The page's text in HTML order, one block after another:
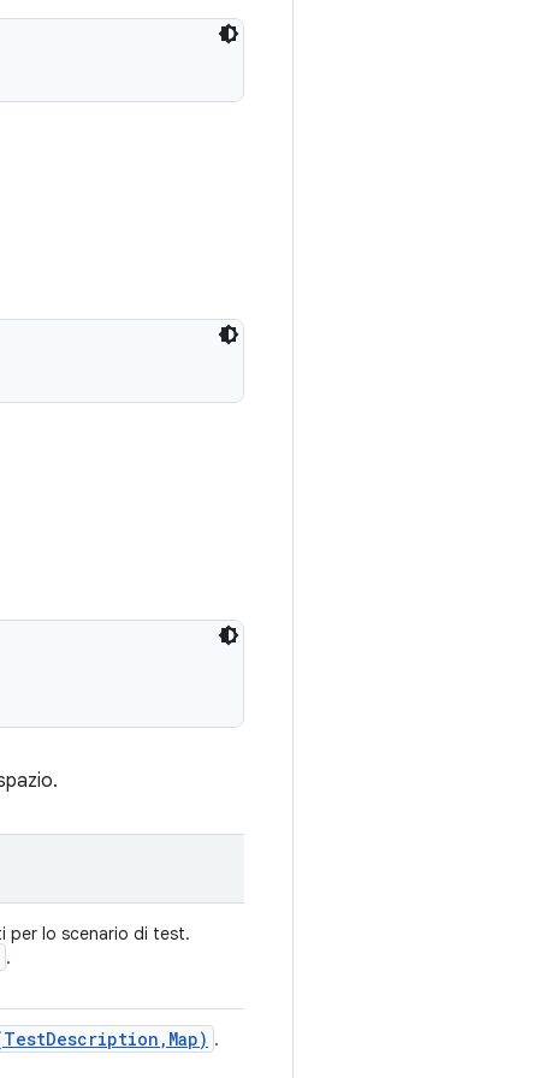
lo scenario di test.
.
TestDescription , Map) .